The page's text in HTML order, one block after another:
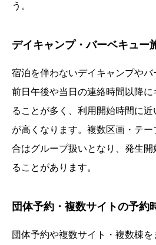
う。
デイキャンプ・バーベキュー
宿泊を伴わないデイキャンプやバ
前日午後や当日の連絡時間以降
ることが多く、利用開始時間に
が高くなります。複数区画・テ
合はグループ扱いとなり、発生
ることがあります。
団体予約・複数サイトの予約
団体予約や複数サイト・複数棟